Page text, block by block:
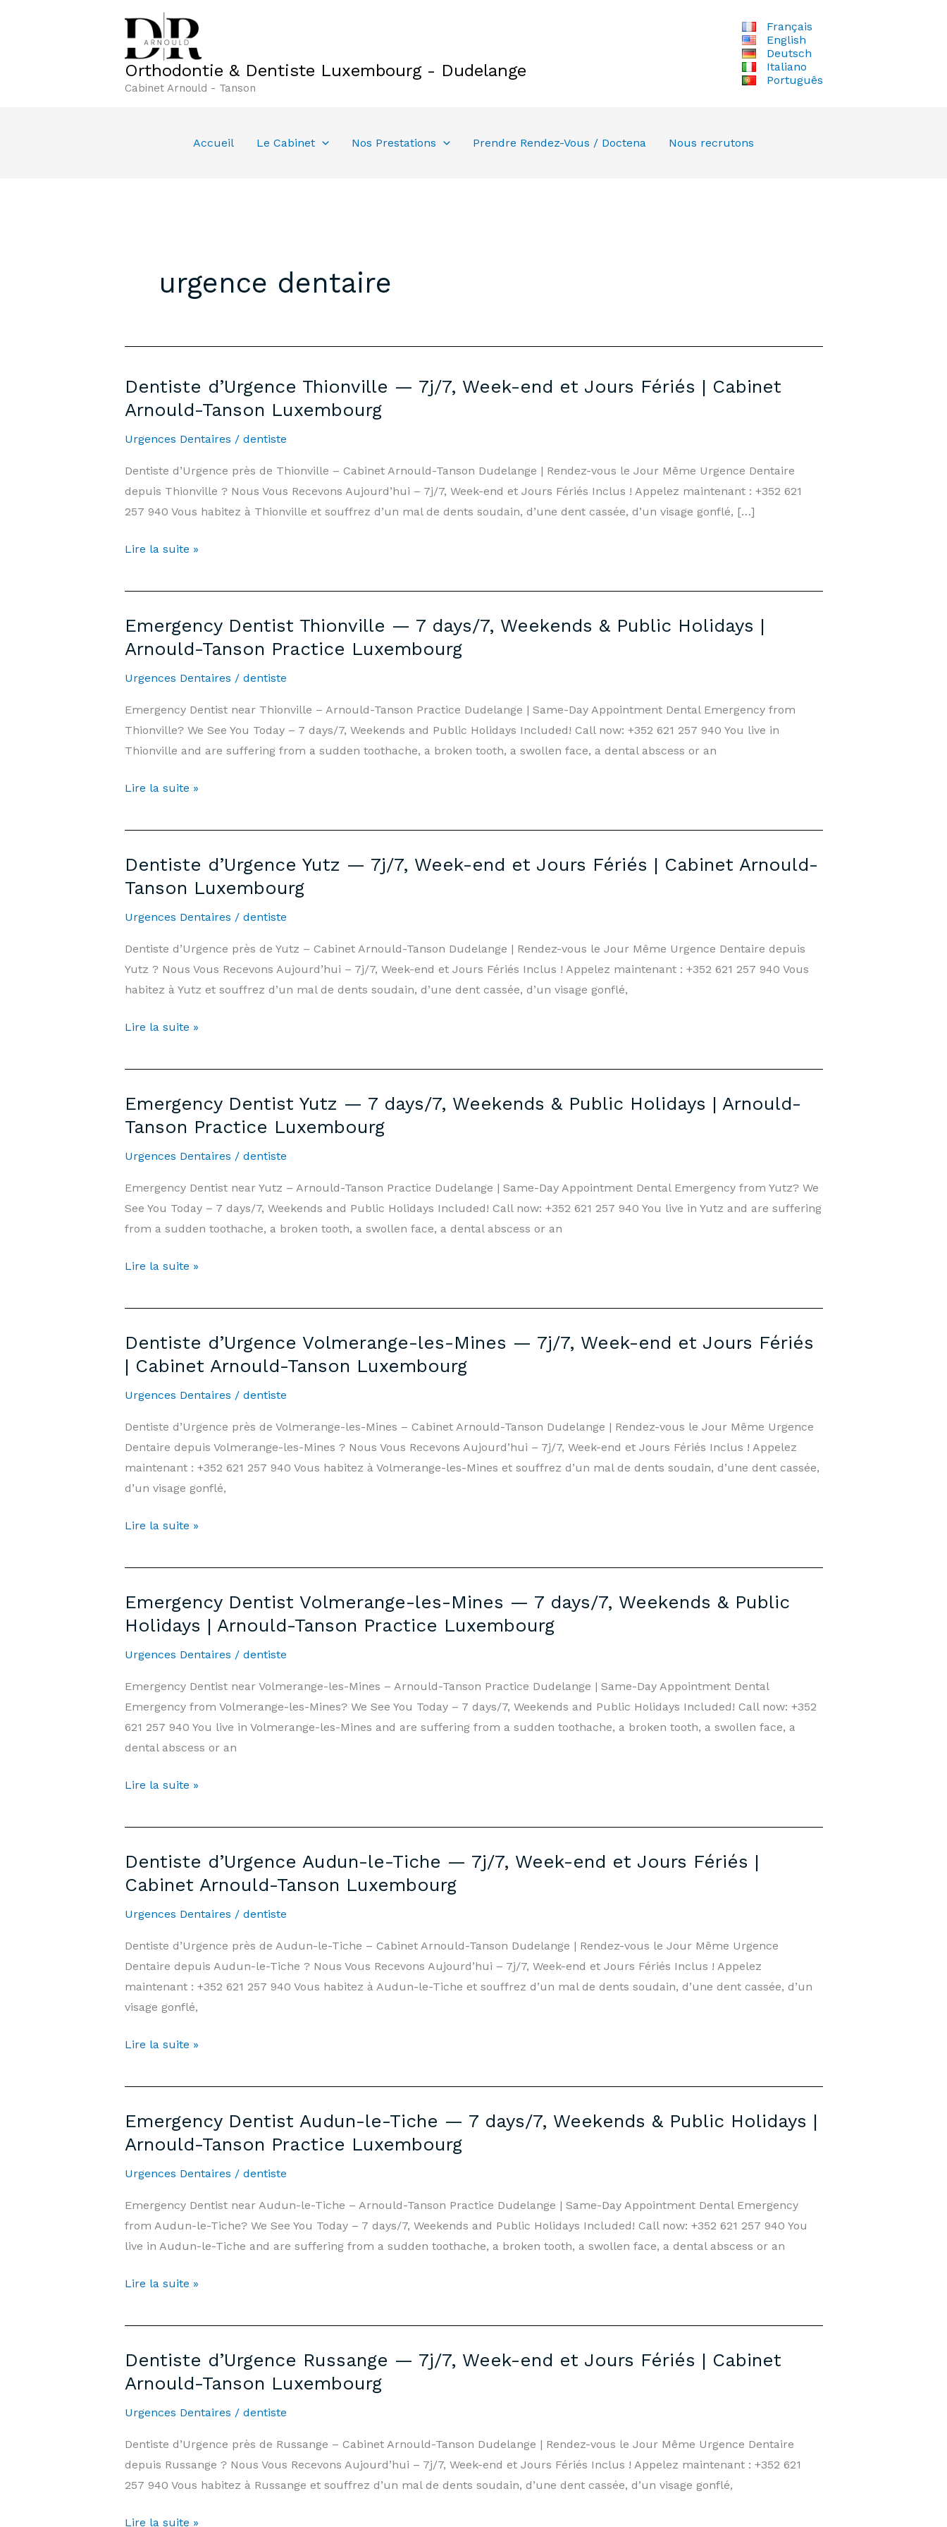
Orthodontie & Dentiste Luxembourg - Dudelange
Cabinet Arnould - Tanson
Français
English
Deutsch
Italiano
Português
Accueil Le Cabinet Nos Prestations Prendre Rendez-Vous / Doctena Nous recrutons
urgence dentaire
Dentiste d’Urgence Thionville — 7j/7, Week-end et Jours Fériés | Cabinet
Arnould-Tanson Luxembourg
Urgences Dentaires / dentiste
Dentiste d’Urgence près de Thionville – Cabinet Arnould-Tanson Dudelange | Rendez-vous le Jour Même Urgence Dentaire
depuis Thionville ? Nous Vous Recevons Aujourd’hui – 7j/7, Week-end et Jours Fériés Inclus ! Appelez maintenant : +352 621
257 940 Vous habitez à Thionville et souffrez d’un mal de dents soudain, d’une dent cassée, d’un visage gonflé, […]
Dentiste
Thionville
7j/7,
Week-
Jours
Fériés
|
Arnould-
Luxembourg
Lire la suite »
Emergency Dentist Thionville — 7 days/7, Weekends & Public Holidays |
Arnould-Tanson Practice Luxembourg
Urgences Dentaires / dentiste
Emergency Dentist near Thionville – Arnould-Tanson Practice Dudelange | Same-Day Appointment Dental Emergency from
Thionville? We See You Today – 7 days/7, Weekends and Public Holidays Included! Call now: +352 621 257 940 You live in
Thionville and are suffering from a sudden toothache, a broken tooth, a swollen face, a dental abscess or an
Emergency
Thionville
7
days/7,
Public
Holidays
|
Tanson
Luxembourg
Lire la suite »
Dentiste d’Urgence Yutz — 7j/7, Week-end et Jours Fériés | Cabinet Arnould-
Tanson Luxembourg
Urgences Dentaires / dentiste
Dentiste d’Urgence près de Yutz – Cabinet Arnould-Tanson Dudelange | Rendez-vous le Jour Même Urgence Dentaire depuis
Yutz ? Nous Vous Recevons Aujourd’hui – 7j/7, Week-end et Jours Fériés Inclus ! Appelez maintenant : +352 621 257 940 Vous
habitez à Yutz et souffrez d’un mal de dents soudain, d’une dent cassée, d’un visage gonflé,
Dentiste
Yutz
7j/7,
Week-
Jours
Fériés
|
Arnould-
Luxembourg
Lire la suite »
Emergency Dentist Yutz — 7 days/7, Weekends & Public Holidays | Arnould-
Tanson Practice Luxembourg
Urgences Dentaires / dentiste
Emergency Dentist near Yutz – Arnould-Tanson Practice Dudelange | Same-Day Appointment Dental Emergency from Yutz? We
See You Today – 7 days/7, Weekends and Public Holidays Included! Call now: +352 621 257 940 You live in Yutz and are suffering
from a sudden toothache, a broken tooth, a swollen face, a dental abscess or an
Emergency
Yutz
7
days/7,
Public
Holidays
|
Arnould-
Practice
Lire la suite »
Dentiste d’Urgence Volmerange-les-Mines — 7j/7, Week-end et Jours Fériés
| Cabinet Arnould-Tanson Luxembourg
Urgences Dentaires / dentiste
Dentiste d’Urgence près de Volmerange-les-Mines – Cabinet Arnould-Tanson Dudelange | Rendez-vous le Jour Même Urgence
Dentaire depuis Volmerange-les-Mines ? Nous Vous Recevons Aujourd’hui – 7j/7, Week-end et Jours Fériés Inclus ! Appelez
maintenant : +352 621 257 940 Vous habitez à Volmerange-les-Mines et souffrez d’un mal de dents soudain, d’une dent cassée,
d’un visage gonflé,
Dentiste
Volmerange-
Mines
—
end
et
Jours
Fériés
Cabinet
Tanson
Luxembourg
Lire la suite »
Emergency Dentist Volmerange-les-Mines — 7 days/7, Weekends & Public
Holidays | Arnould-Tanson Practice Luxembourg
Urgences Dentaires / dentiste
Emergency Dentist near Volmerange-les-Mines – Arnould-Tanson Practice Dudelange | Same-Day Appointment Dental
Emergency from Volmerange-les-Mines? We See You Today – 7 days/7, Weekends and Public Holidays Included! Call now: +352
621 257 940 You live in Volmerange-les-Mines and are suffering from a sudden toothache, a broken tooth, a swollen face, a
dental abscess or an
Emergency
Volmerange-
Mines
—
Weekends
&
Public
Holidays
Arnould-
Practice
Lire la suite »
Dentiste d’Urgence Audun-le-Tiche — 7j/7, Week-end et Jours Fériés |
Cabinet Arnould-Tanson Luxembourg
Urgences Dentaires / dentiste
Dentiste d’Urgence près de Audun-le-Tiche – Cabinet Arnould-Tanson Dudelange | Rendez-vous le Jour Même Urgence
Dentaire depuis Audun-le-Tiche ? Nous Vous Recevons Aujourd’hui – 7j/7, Week-end et Jours Fériés Inclus ! Appelez
maintenant : +352 621 257 940 Vous habitez à Audun-le-Tiche et souffrez d’un mal de dents soudain, d’une dent cassée, d’un
visage gonflé,
Dentiste
Audun-
Tiche
—
end
et
Jours
|
Arnould-
Luxembourg
Lire la suite »
Emergency Dentist Audun-le-Tiche — 7 days/7, Weekends & Public Holidays |
Arnould-Tanson Practice Luxembourg
Urgences Dentaires / dentiste
Emergency Dentist near Audun-le-Tiche – Arnould-Tanson Practice Dudelange | Same-Day Appointment Dental Emergency
from Audun-le-Tiche? We See You Today – 7 days/7, Weekends and Public Holidays Included! Call now: +352 621 257 940 You
live in Audun-le-Tiche and are suffering from a sudden toothache, a broken tooth, a swollen face, a dental abscess or an
Emergency
Audun-
Tiche
—
Weekends
&
Public
Lire la suite »
Dentiste d’Urgence Russange — 7j/7, Week-end et Jours Fériés | Cabinet
Arnould-Tanson Luxembourg
Urgences Dentaires / dentiste
Dentiste d’Urgence près de Russange – Cabinet Arnould-Tanson Dudelange | Rendez-vous le Jour Même Urgence Dentaire
depuis Russange ? Nous Vous Recevons Aujourd’hui – 7j/7, Week-end et Jours Fériés Inclus ! Appelez maintenant : +352 621
257 940 Vous habitez à Russange et souffrez d’un mal de dents soudain, d’une dent cassée, d’un visage gonflé,
Dentiste
Lire la suite »